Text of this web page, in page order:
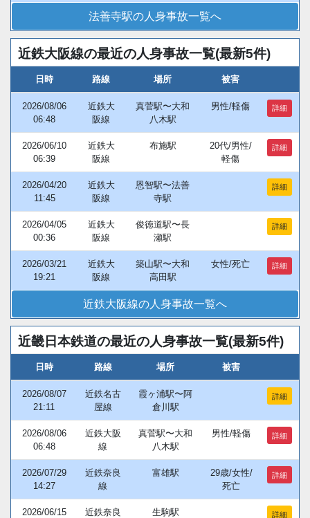
法善寺駅の人身事故一覧へ
近鉄大阪線の最近の人身事故一覧(最新5件)
日時 路線 場所 被害
2026/08/06
06:48
近鉄大
阪線
真菅駅〜大和
八木駅
男性/軽傷 詳細
2026/06/10
06:39
近鉄大
阪線
布施駅
20代/男性/
軽傷
詳細
2026/04/20
11:45
近鉄大
阪線
恩智駅〜法善
寺駅
詳細
2026/04/05
00:36
近鉄大
阪線
俊徳道駅〜長
瀬駅
詳細
2026/03/21
19:21
近鉄大
阪線
築山駅〜大和
高田駅
女性/死亡 詳細
近鉄大阪線の人身事故一覧へ
近畿日本鉄道の最近の人身事故一覧(最新5件)
日時 路線 場所 被害
2026/08/07
21:11
近鉄名古
屋線
霞ヶ浦駅〜阿
倉川駅
詳細
2026/08/06
06:48
近鉄大阪
線
真菅駅〜大和
八木駅
男性/軽傷 詳細
2026/07/29
14:27
近鉄奈良
線
富雄駅
29歳/女性/
死亡
詳細
2026/06/15 近鉄奈良 生駒駅 詳細